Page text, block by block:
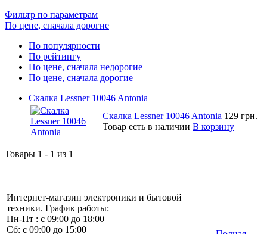
Фильтр по параметрам
По цене, сначала дорогие
По популярности
По рейтингу
По цене, сначала недорогие
По цене, сначала дорогие
Скалка Lessner 10046 Antonia
Скалка Lessner 10046 Antonia 129 грн.
Товар есть в наличии В корзину
Товары 1 - 1 из 1
Интернет-магазин электроники и бытовой
техники. График работы:
Пн-Пт : с 09:00 до 18:00
Сб: с 09:00 до 15:00